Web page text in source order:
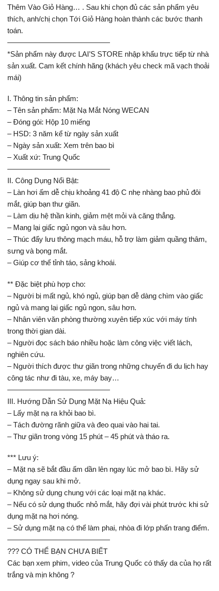
Thêm Vào Giỏ Hàng… . Sau khi chọn đủ các sản phẩm yêu
thích, anh/chị chọn Tới Giỏ Hàng hoàn thành các bước thanh
toán.
——————————————
*Sản phẩm này được LAI’S STORE nhập khẩu trực tiếp từ nhà
sản xuất. Cam kết chính hãng (khách yêu check mã vạch thoải
mái)
I. Thông tin sản phẩm:
– Tên sản phẩm: Mặt Nạ Mắt Nóng WECAN
– Đóng gói: Hộp 10 miếng
– HSD: 3 năm kể từ ngày sản xuất
– Ngày sản xuất: Xem trên bao bì
– Xuất xứ: Trung Quốc
——————————————
II. Công Dụng Nổi Bật:
– Làn hơi ấm dễ chịu khoảng 41 độ C nhẹ nhàng bao phủ đôi
mắt, giúp bạn thư giãn.
– Làm dịu hệ thần kinh, giảm mệt mỏi và căng thẳng.
– Mang lại giấc ngủ ngon và sâu hơn.
– Thúc đẩy lưu thông mạch máu, hỗ trợ làm giảm quầng thâm,
sưng và bọng mắt.
– Giúp cơ thể tỉnh táo, sảng khoái.
** Đặc biệt phù hợp cho:
– Người bị mất ngủ, khó ngủ, giúp bạn dễ dàng chìm vào giấc
ngủ và mang lại giấc ngủ ngon, sâu hơn.
– Nhân viên văn phòng thường xuyên tiếp xúc với máy tính
trong thời gian dài.
– Người đọc sách báo nhiều hoặc làm công việc viết lách,
nghiên cứu.
– Người thích được thư giãn trong những chuyến đi du lịch hay
công tác như đi tàu, xe, máy bay…
——————————————
III. Hướng Dẫn Sử Dụng Mặt Nạ Hiệu Quả:
– Lấy mặt nạ ra khỏi bao bì.
– Tách đường rãnh giữa và đeo quai vào hai tai.
– Thư giãn trong vòng 15 phút – 45 phút và tháo ra.
*** Lưu ý:
– Mặt nạ sẽ bắt đầu ấm dần lên ngay lúc mở bao bì. Hãy sử
dụng ngay sau khi mở.
– Không sử dụng chung với các loại mặt nạ khác.
– Nếu có sử dụng thuốc nhỏ mắt, hãy đợi vài phút trước khi sử
dụng mặt nạ hơi nóng.
– Sử dụng mặt nạ có thể làm phai, nhòa đi lớp phấn trang điểm.
——————————————
??? CÓ THỂ BẠN CHƯA BIẾT
Các bạn xem phim, video của Trung Quốc có thấy da của họ rất
trắng và mịn không ?